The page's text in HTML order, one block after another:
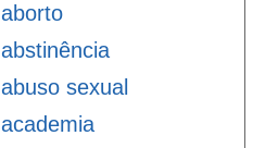
aborto
abstinência
abuso sexual
academia